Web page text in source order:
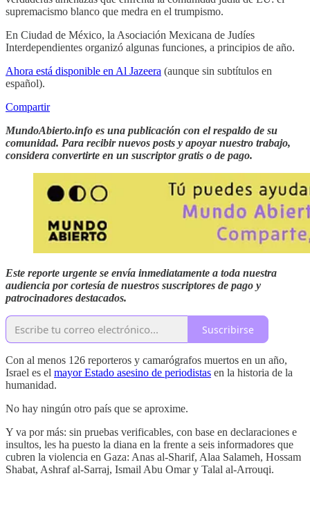
supremacismo blanco que medra en el trumpismo.
En Ciudad de México, la Asociación Mexicana de Judíes
Interdependientes organizó algunas funciones, a principios de año.
Ahora está disponible en Al Jazeera (aunque sin subtítulos en
español).
Compartir
MundoAbierto.info es una publicación con el respaldo de su
comunidad. Para recibir nuevos posts y apoyar nuestro trabajo,
considera convertirte en un suscriptor gratis o de pago.
Este reporte urgente se envía inmediatamente a toda nuestra
audiencia por cortesía de nuestros suscriptores de pago y
patrocinadores destacados.
Suscribirse
Con al menos 126 reporteros y camarógrafos muertos en un año,
Israel es el mayor Estado asesino de periodistas en la historia de la
humanidad.
No hay ningún otro país que se aproxime.
Y va por más: sin pruebas verificables, con base en declaraciones e
insultos, les ha puesto la diana en la frente a seis informadores que
cubren la violencia en Gaza: Anas al-Sharif, Alaa Salameh, Hossam
Shabat, Ashraf al-Sarraj, Ismail Abu Omar y Talal al-Arrouqi.